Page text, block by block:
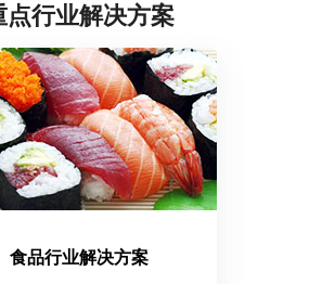
点行业解决方案
食品行业解决方案